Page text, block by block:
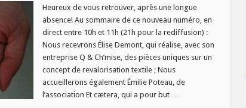
Heureux de vous retrouver, après une longue
absence! Au sommaire de ce nouveau numéro, en
direct entre 10h et 11h (21h pour la rediffusion) :
Nous recevrons Élise Demont, qui réalise, avec son
entreprise Q & Ch’mise, des pièces uniques sur un
concept de revalorisation textile ; Nous
accueillerons également Émilie Poteau, de
l’association Et cætera, qui a pour but …